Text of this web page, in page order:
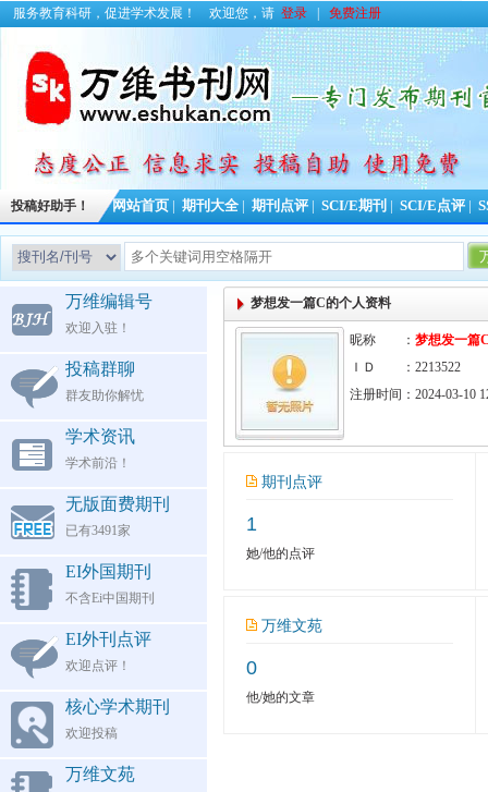
服务教育科研，促进学术发展！ 欢迎您，请 登录 免费注册
投稿好助手！ 网站首页 期刊大全 期刊点评 SCI/E期刊 SCI/E点评
万维编辑号
欢迎入驻！
投稿群聊
群友助你解忧
学术资讯
学术前沿！
无版面费期刊
已有3491家
EI外国期刊
不含Ei中国期刊
EI外刊点评
欢迎点评！
核心学术期刊
欢迎投稿
万维文苑
梦想发一篇C的个人资料
昵称 ： 梦想发一篇
ＩＤ ：2213522
注册时间：2024-03-10
期刊点评
1
她/他的点评
万维文苑
0
他/她的文章